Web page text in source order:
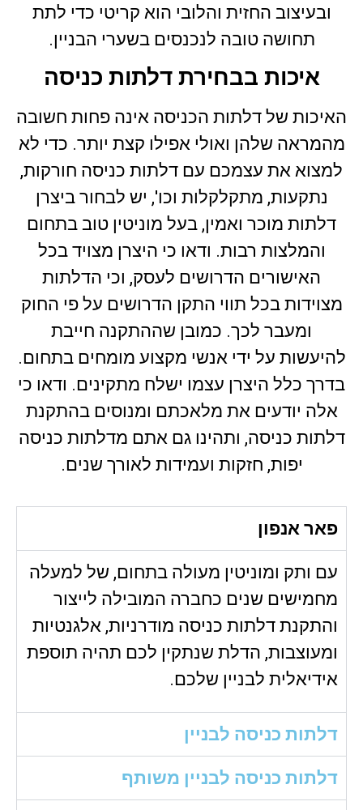
ובעיצוב החזית והלובי הוא קריטי כדי לתת
תחושה טובה לנכנסים בשערי הבניין.
איכות בבחירת דלתות כניסה
האיכות של דלתות הכניסה אינה פחות חשובה
מהמראה שלהן ואולי אפילו קצת יותר. כדי לא
למצוא את עצמכם עם דלתות כניסה חורקות,
נתקעות, מתקלקלות וכו', יש לבחור ביצרן
דלתות מוכר ואמין, בעל מוניטין טוב בתחום
והמלצות רבות. ודאו כי היצרן מצויד בכל
האישורים הדרושים לעסק, וכי הדלתות
מצוידות בכל תווי התקן הדרושים על פי החוק
ומעבר לכך. כמובן שההתקנה חייבת
להיעשות על ידי אנשי מקצוע מומחים בתחום.
בדרך כלל היצרן עצמו ישלח מתקינים. ודאו כי
אלה יודעים את מלאכתם ומנוסים בהתקנת
דלתות כניסה, ותהינו גם אתם מדלתות כניסה
יפות, חזקות ועמידות לאורך שנים.
פאר אנפון
עם ותק ומוניטין מעולה בתחום, של למעלה
מחמישים שנים כחברה המובילה לייצור
והתקנת דלתות כניסה מודרניות, אלגנטיות
ומעוצבות, הדלת שנתקין לכם תהיה תוספת
אידיאלית לבניין שלכם.
דלתות כניסה לבניין
דלתות כניסה לבניין משותף